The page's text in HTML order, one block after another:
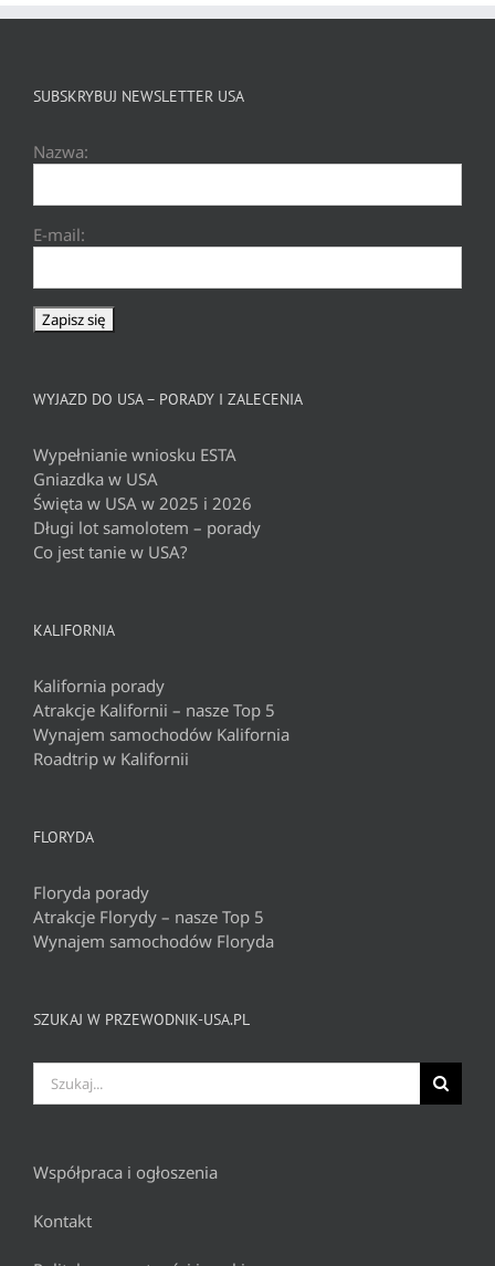
SUBSKRYBUJ NEWSLETTER USA
Nazwa:
E-mail:
WYJAZD DO USA – PORADY I ZALECENIA
Wypełnianie wniosku ESTA
Gniazdka w USA
Święta w USA w 2025 i 2026
Długi lot samolotem – porady
Co jest tanie w USA?
KALIFORNIA
Kalifornia porady
Atrakcje Kalifornii – nasze Top 5
Wynajem samochodów Kalifornia
Roadtrip w Kalifornii
FLORYDA
Floryda porady
Atrakcje Florydy – nasze Top 5
Wynajem samochodów Floryda
SZUKAJ W PRZEWODNIK-USA.PL
Szukaj
Współpraca i ogłoszenia
Kontakt